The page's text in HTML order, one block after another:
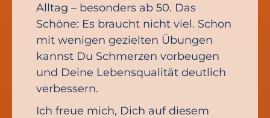
Alltag – besonders ab 50. Das
Schöne: Es braucht nicht viel. Schon
mit wenigen gezielten Übungen
kannst Du Schmerzen vorbeugen
und Deine Lebensqualität deutlich
verbessern.
Ich freue mich, Dich auf diesem